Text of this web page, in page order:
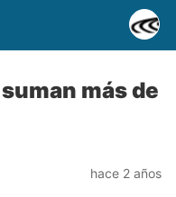
más de
hace 2 años